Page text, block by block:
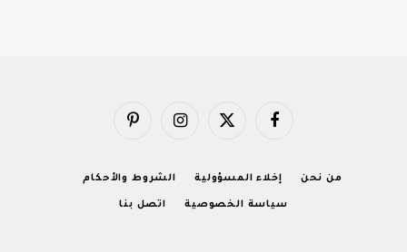
فيسبوك X
الانستغرامبينتيريست
من نحن إخلاء المسؤولية الشروط والأحكام
سياسة الخصوصية اتصل بنا